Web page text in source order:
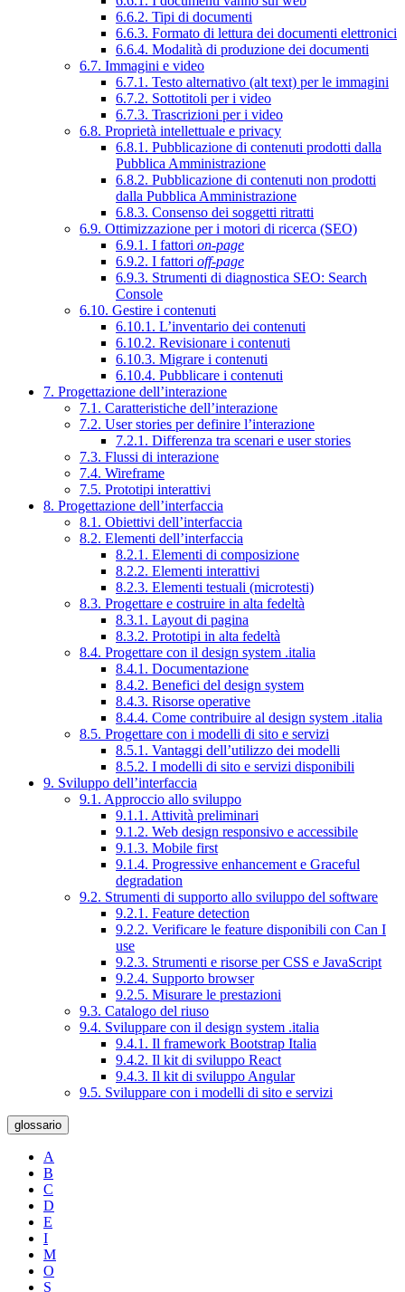
6.6.2. Tipi di documenti
6.6.3. Formato di lettura dei documenti elettronici
6.6.4. Modalità di produzione dei documenti
6.7. Immagini e video
6.7.1. Testo alternativo (alt text) per le immagini
6.7.2. Sottotitoli per i video
6.7.3. Trascrizioni per i video
6.8. Proprietà intellettuale e privacy
6.8.1. Pubblicazione di contenuti prodotti dalla
Pubblica Amministrazione
6.8.2. Pubblicazione di contenuti non prodotti
dalla Pubblica Amministrazione
6.8.3. Consenso dei soggetti ritratti
6.9. Ottimizzazione per i motori di ricerca (SEO)
6.9.1. I fattori on-page
6.9.2. I fattori off-page
6.9.3. Strumenti di diagnostica SEO: Search
Console
6.10. Gestire i contenuti
6.10.1. L’inventario dei contenuti
6.10.2. Revisionare i contenuti
6.10.3. Migrare i contenuti
6.10.4. Pubblicare i contenuti
7. Progettazione dell’interazione
7.1. Caratteristiche dell’interazione
7.2. User stories per definire l’interazione
7.2.1. Differenza tra scenari e user stories
7.3. Flussi di interazione
7.4. Wireframe
7.5. Prototipi interattivi
8. Progettazione dell’interfaccia
8.1. Obiettivi dell’interfaccia
8.2. Elementi dell’interfaccia
8.2.1. Elementi di composizione
8.2.2. Elementi interattivi
8.2.3. Elementi testuali (microtesti)
8.3. Progettare e costruire in alta fedeltà
8.3.1. Layout di pagina
8.3.2. Prototipi in alta fedeltà
8.4. Progettare con il design system .italia
8.4.1. Documentazione
8.4.2. Benefici del design system
8.4.3. Risorse operative
8.4.4. Come contribuire al design system .italia
8.5. Progettare con i modelli di sito e servizi
8.5.1. Vantaggi dell’utilizzo dei modelli
8.5.2. I modelli di sito e servizi disponibili
9. Sviluppo dell’interfaccia
9.1. Approccio allo sviluppo
9.1.1. Attività preliminari
9.1.2. Web design responsivo e accessibile
9.1.3. Mobile first
9.1.4. Progressive enhancement e Graceful
degradation
9.2. Strumenti di supporto allo sviluppo del software
9.2.1. Feature detection
9.2.2. Verificare le feature disponibili con Can I
use
9.2.3. Strumenti e risorse per CSS e JavaScript
9.2.4. Supporto browser
9.2.5. Misurare le prestazioni
9.3. Catalogo del riuso
9.4. Sviluppare con il design system .italia
9.4.1. Il framework Bootstrap Italia
9.4.2. Il kit di sviluppo React
9.4.3. Il kit di sviluppo Angular
9.5. Sviluppare con i modelli di sito e servizi
glossario
A
B
C
D
E
I
M
O
S